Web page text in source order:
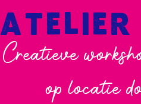
Creatieve
op locatie